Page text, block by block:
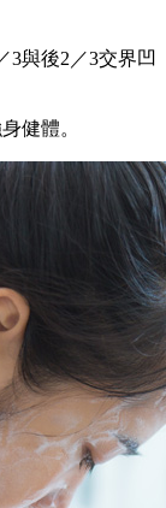
3與後2／3交界凹
健體。